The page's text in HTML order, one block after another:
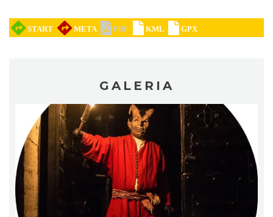
Podzamcze
0.05 km
Pokazy konne przy Zamku Ogrodzieniec
Podzamcze
0.05 km
GALERIA